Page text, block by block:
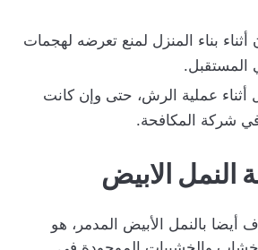
بناء المنزل لمنع تعرضه لهجمات
المستقبل.
عملية الرش، حتى وإن كانت
شركة المكافحة.
النمل الابيض
أيضا بالنمل الأبيض المدمر، هو